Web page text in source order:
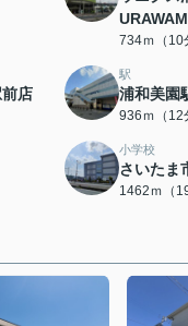
734ｍ（10
店
駅
浦和美園
936ｍ（12
小学校
さいたま
1462ｍ（